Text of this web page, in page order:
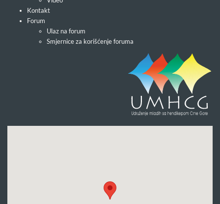
Kontakt
Forum
Ulaz na forum
Smjernice za korišćenje foruma